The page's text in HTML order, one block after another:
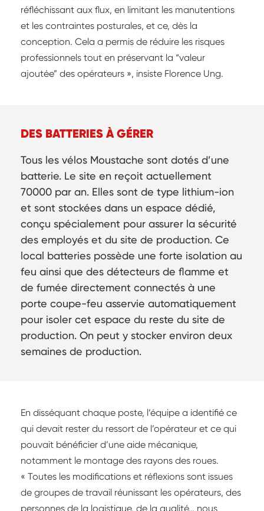
réfléchissant aux flux, en limitant les manutentions
et les contraintes posturales, et ce, dès la
conception. Cela a permis de réduire les risques
professionnels tout en préservant la “valeur
ajoutée” des opérateurs », insiste Florence Ung.
DES BATTERIES À GÉRER
Tous les vélos Moustache sont dotés d’une
batterie. Le site en reçoit actuellement
70000 par an. Elles sont de type lithium-ion
et sont stockées dans un espace dédié,
conçu spécialement pour assurer la sécurité
des employés et du site de production. Ce
local batteries possède une forte isolation au
feu ainsi que des détecteurs de flamme et
de fumée directement connectés à une
porte coupe-feu asservie automatiquement
pour isoler cet espace du reste du site de
production. On peut y stocker environ deux
semaines de production.
En disséquant chaque poste, l’équipe a identifié ce
qui devait rester du ressort de l’opérateur et ce qui
pouvait bénéficier d’une aide mécanique,
notamment le montage des rayons des roues.
« Toutes les modifications et réflexions sont issues
de groupes de travail réunissant les opérateurs, des
personnes de la logistique, de la qualité… nous